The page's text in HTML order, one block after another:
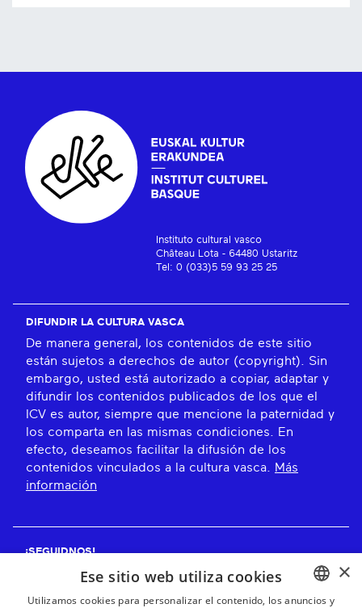
Instituto cultural vasco
Château Lota - 64480 Ustaritz
Tel: 0 (033)5 59 93 25 25
DIFUNDIR LA CULTURA VASCA
De manera general, los contenidos de este sitio
están sujetos a derechos de autor (copyright). Sin
embargo, usted está autorizado a copiar, adaptar y
difundir los contenidos publicados de los que el
ICV es autor, siempre que mencione la paternidad y
los comparta en las mismas condiciones. En
efecto, deseamos facilitar la difusión de los
contenidos vinculados a la cultura vasca. Más
información
¡SEGUIDNOS!
×
Ese sitio web utiliza cookies
Utilizamos cookies para personalizar el contenido, los anuncios y